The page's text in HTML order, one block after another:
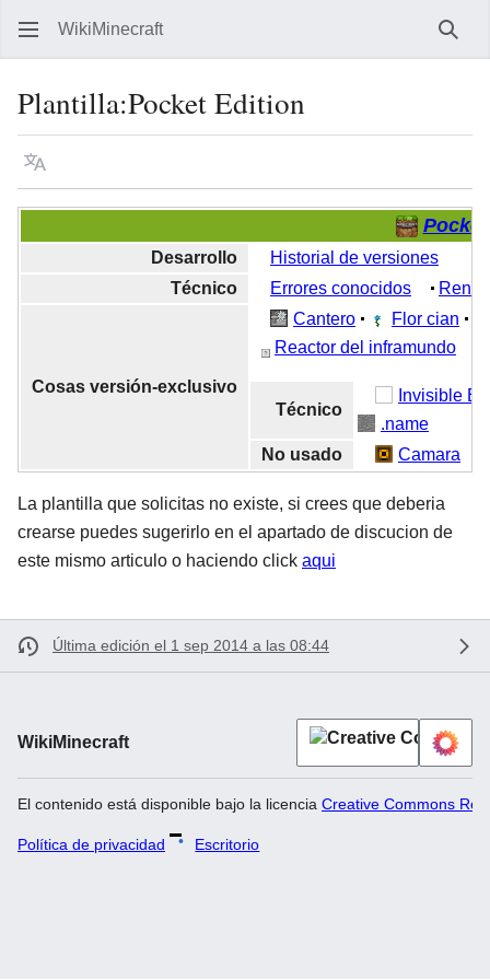
WikiMinecraft
Plantilla:Pocket Edition
Idioma
Desarrollo Historial de versiones
Técnico
Errores conocidos
Cosas versión-exclusivo
Cantero
Flor cian
Reactor del inframundo
Técnico
Invisible
.name
No usado
Camara
La plantilla que solicitas no existe, si crees que deberia
crearse puedes sugerirlo en el apartado de discucion de
este mismo articulo o haciendo click aqui
Última edición el 1 sep 2014 a las 08:44
WikiMinecraft
El contenido está disponible bajo la licencia Creative Commons
Política de privacidad Escritorio